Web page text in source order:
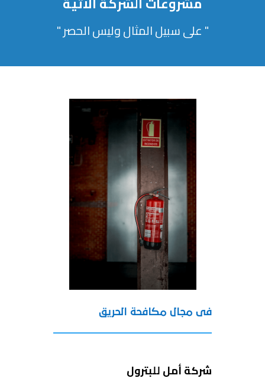
" على سبيل المثال وليس الحصر "
فى مجال مكافحة الحريق
شركة أمل للبترول